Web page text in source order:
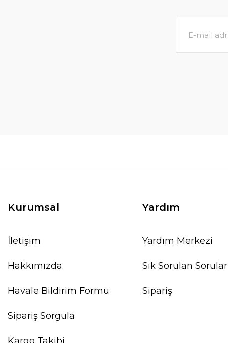
Kurumsal
İletişim
Hakkımızda
Havale Bildirim Formu
Sipariş Sorgula
Yardım
Yardım Merkezi
Sık Sorulan Sorular
Sipariş